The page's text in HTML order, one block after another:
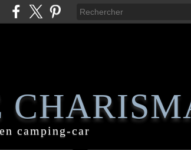
camping-car